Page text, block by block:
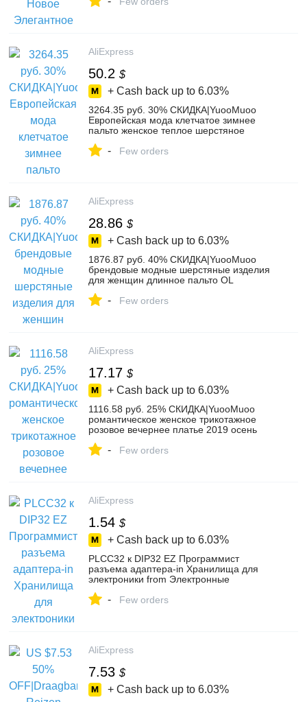
Alibaba Group
AliExpress
50.2 $
+ Cash back up to 6.03%
3264.35 руб. 30% СКИДКА|YuooMuoo
Европейская мода клетчатое зимнее
пальто женское теплое шерстяное
средней длины женское кашемировое
- Few orders
AliExpress
28.86 $
+ Cash back up to 6.03%
1876.87 руб. 40% СКИДКА|YuooMuoo
брендовые модные шерстяные изделия
для женщин длинное пальто OL
карманы смешанные тонкие шерстяные
- Few orders
AliExpress
17.17 $
+ Cash back up to 6.03%
1116.58 руб. 25% СКИДКА|YuooMuoo
романтическое женское трикотажное
розовое вечернее платье 2019 осень
длинное шифоновое платье с поясом и
- Few orders
AliExpress
1.54 $
+ Cash back up to 6.03%
PLCC32 к DIP32 EZ Программист
разъема адаптера-in Хранилища для
электроники from Электронные
AliExpress
- Few orders
AliExpress
7.53 $
+ Cash back up to 6.03%